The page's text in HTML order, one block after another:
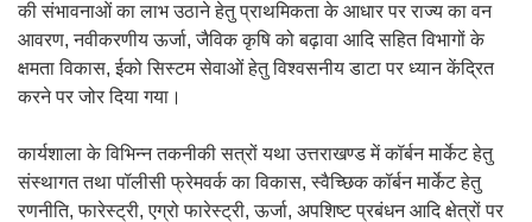
की संभावनाओं का लाभ उठाने हेतु प्राथमिकता के आधार पर राज्य का वन
आवरण, नवीकरणीय ऊर्जा, जैविक कृषि को बढ़ावा आदि सहित विभागों के
क्षमता विकास, ईको सिस्टम सेवाओं हेतु विश्वसनीय डाटा पर ध्यान केंद्रित
करने पर जोर दिया गया।
कार्यशाला के विभिन्न तकनीकी सत्रों यथा उत्तराखण्ड में कॉर्बन मार्केट हेतु
संस्थागत तथा पॉलीसी फ्रेमवर्क का विकास, स्वैच्छिक कॉर्बन मार्केट हेतु
रणनीति, फारेस्ट्री, एग्रो फारेस्ट्री, ऊर्जा, अपशिष्ट प्रबंधन आदि क्षेत्रों पर